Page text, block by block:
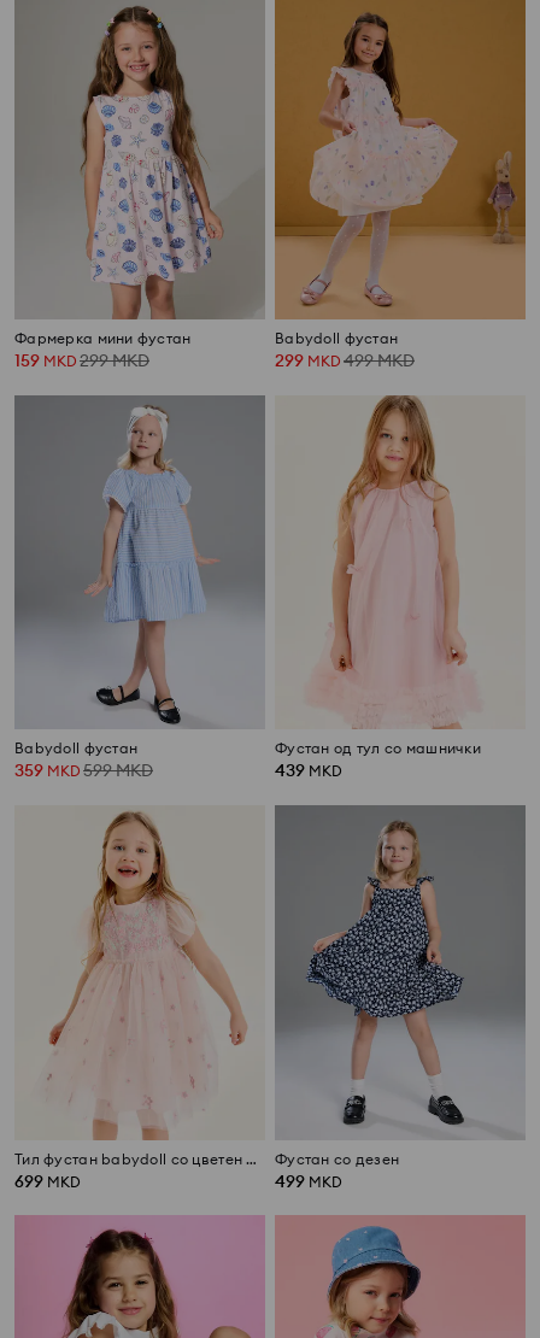
Фармерка мини фустан
159 MKD 299MKD
Babydoll фустан
299 MKD 499MKD
Babydoll фустан
359 MKD 599MKD
Фустан од тул со машнички
439 MKD
Тил фустан babydoll со цветен мотив
699 MKD
Фустан со дезен
499 MKD